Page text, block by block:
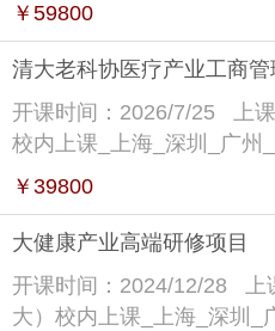
￥59800
清大老科协医疗产业工商
开课时间：2026/7/25
上
校内上课_上海_深圳_广州
￥39800
大健康产业高端研修项目
开课时间：2024/12/28
上
大）校内上课_上海_深圳_